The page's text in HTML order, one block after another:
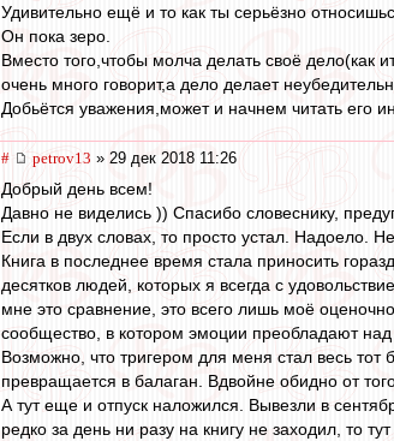
Удивительно ещё и то как ты серьёзно
Он пока зеро.
Вместо того,чтобы молча делать своё дело(как
очень много говорит,а дело делает
Добьётся уважения,может и начнем читать его
# petrov13 » 29 дек 2018 11:26
Добрый день всем!
Давно не виделись )) Спасибо словеснику,
Если в двух словах, то просто устал. Надоело.
Книга в последнее время стала приносить
десятков людей, которых я всегда с
мне это сравнение, это всего лишь моё
сообщество, в котором эмоции преобладают
Возможно, что тригером для меня стал весь
превращается в балаган. Вдвойне обидно от
А тут еще и отпуск наложился. Вывезли в
редко за день ни разу на книгу не заходил, то